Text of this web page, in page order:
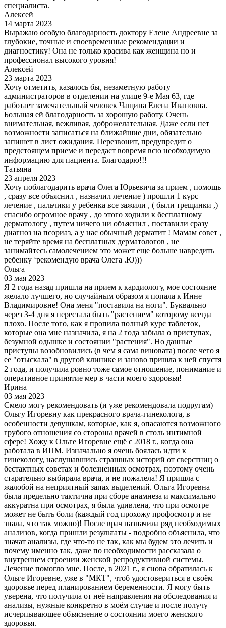
специалиста.
Алексей
14 марта 2023
Выражаю особую благодарность доктору Елене Андреевне за
глубокие, точные и своевременные рекомендации и
диагностику! Она не только красива как женщина но и
профессионал высокого уровня!
Алексей
23 марта 2023
Хочу отметить, казалось бы, незаметную работу
администраторов в отделении на улице 9-е Мая 63, где
работает замечательный человек Чащина Елена Ивановна.
Большая ей благодарность за хорошую работу. Очень
внимательная, вежливая, доброжелательная. Даже если нет
возможности записаться на ближайшие дни, обязательно
запишет в лист ожидания. Перезвонит, предупредит о
предстоящем приеме и передаст вовремя всю необходимую
информацию для пациента. Благодарю!!!
Татьяна
23 апреля 2023
Хочу поблагодарить врача Олега Юрьевича за прием , помощь
, сразу все объяснил , назначил лечение ) прошли 1 курс
лечение , пальчики у ребенка все зажили , ( были трещинки ,)
спасибо огромное врачу , до этого ходили к бесплатному
дерматологу , путем ничего ни объяснил , поставили сразу
диагноз на псориаз, а у нас обычный дерматит ! Мамам совет ,
не теряйте время на бесплатных дерматологов , не
занимайтесь самолечением это может еще больше навредить
ребенку ‘рекомендую врача Олега .Ю)))
Ольга
03 мая 2023
Я 2 года назад пришла на прием к кардиологу, мое состояние
желало лучшего, но случайным образом я попала к Инне
Владимировне! Она меня "поставила на ноги". Буквально
через 3-4 дня я перестала быть "растением" которому всегда
плохо. После того, как я пропила полный курс таблеток,
которые она мне назначила, я на 2 года забыла о приступах,
безумной одышке и состоянии "растения". Но данные
приступы возобновились (в чем я сама виновата) после чего я
ее "отыскала" в другой клинике и заново пришла к ней спустя
2 года, и получила ровно тоже самое отношение, понимание и
оперативное принятие мер в части моего здоровья!
Ирина
03 мая 2023
Смело могу рекомендовать (и уже рекомендовала подругам)
Ольгу Игоревну как прекрасного врача-гинеколога, в
особенности девушкам, которые, как я, опасаются возможного
грубого отношения со стороны врачей в столь интимной
сфере! Хожу к Ольге Игоревне ещё с 2018 г., когда она
работала в ИПМ. Изначально я очень боялась идти к
гинекологу, наслушавшись страшных историй от сверстниц о
бестактных советах и болезненных осмотрах, поэтому очень
старательно выбирала врача, и не пожалела! Я пришла с
жалобой на неприятный запах выделений. Ольга Игоревна
была предельно тактична при сборе анамнеза и максимально
аккуратна при осмотрах, я была удивлена, что при осмотре
может не быть боли (каждый год прохожу профосмотр и не
знала, что так можно)! После врач назначила ряд необходимых
анализов, когда пришли результаты - подробно объяснила, что
значат анализы, где что-то не так, как мы будем это лечить и
почему именно так, даже по необходимости рассказала о
внутреннем строении женской репродуктивной системы.
Лечение помогло мне. После, в 2021 г., я снова обратилась к
Ольге Игоревне, уже в "МКТ", чтоб удостовериться в своём
здоровье перед планированием беременности. Я могу быть
уверена, что получила от неё направления на обследования и
анализы, нужные конкретно в моём случае и после получу
исчерпывающее объяснение о состоянии моего женского
здоровья.